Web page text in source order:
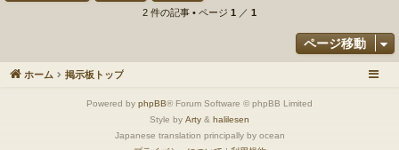
2 件の記事 • ページ 1 ／ 1
ページ移動
ホーム 掲示板トップ
Powered by phpBB® Forum Software © phpBB Limited
Style by Arty & halilesen
Japanese translation principally by ocean